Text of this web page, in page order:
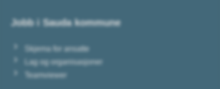
Jobb i Sauda kommune
Skjema for ansatte
Lag og organisasjoner
Teamviewer